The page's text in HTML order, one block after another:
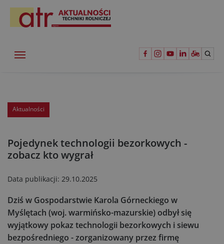
Aktualności
Pojedynek technologii bezorkowych -
zobacz kto wygrał
Data publikacji: 29.10.2025
Dziś w Gospodarstwie Karola Górneckiego w
Myślętach (woj. warmińsko-mazurskie) odbył się
wyjątkowy pokaz technologii bezorkowych i siewu
bezpośredniego - zorganizowany przez firmę